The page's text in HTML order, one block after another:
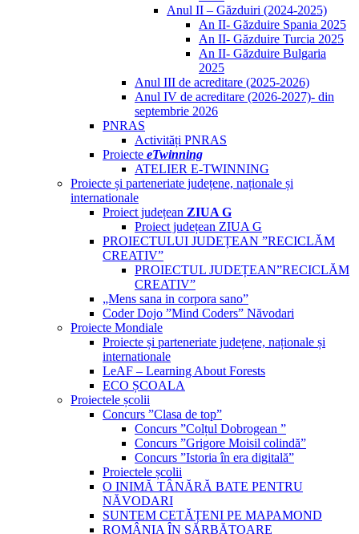
Anul II – Găzduiri (2024-2025)
An II- Găzduire Spania 2025
An II- Găzduire Turcia 2025
An II- Găzduire Bulgaria
2025
Anul III de acreditare (2025-2026)
Anul IV de acreditare (2026-2027)- din
septembrie 2026
PNRAS
Activități PNRAS
Proiecte eTwinning
ATELIER E-TWINNING
Proiecte și parteneriate județene, naționale și
internationale
Proiect județean ZIUA G
Proiect județean ZIUA G
PROIECTULUI JUDEȚEAN ”RECICLĂM
CREATIV”
PROIECTUL JUDEȚEAN”RECICLĂM
CREATIV”
„Mens sana in corpora sano”
Coder Dojo ”Mind Coders” Năvodari
Proiecte Mondiale
Proiecte și parteneriate județene, naționale și
internationale
LeAF – Learning About Forests
ECO ȘCOALA
Proiectele școlii
Concurs ”Clasa de top”
Concurs ”Colțul Dobrogean ”
Concurs ”Grigore Moisil colindă”
Concurs ”Istoria în era digitală”
Proiectele școlii
O INIMĂ TÂNĂRĂ BATE PENTRU
NĂVODARI
SUNTEM CETĂȚENI PE MAPAMOND
ROMÂNIA ÎN SĂRBĂTOARE